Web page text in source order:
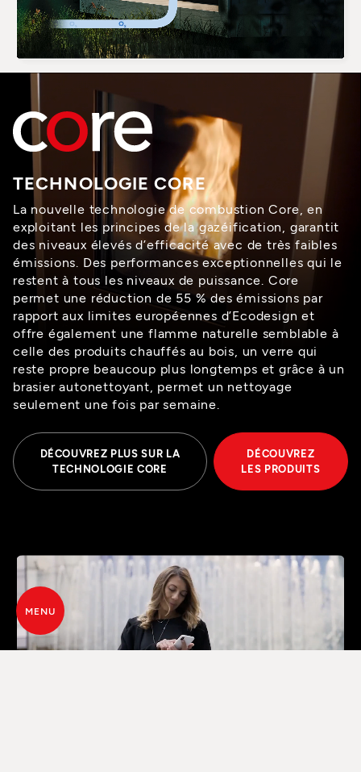
TECHNOLOGIE CORE
La nouvelle technologie de combustion Core, en
exploitant les principes de la gazéification, garantit
des niveaux élevés d’efficacité avec de très faibles
émissions. Des performances exceptionnelles qui le
restent à tous les niveaux de puissance. Core
permet une réduction de 55 % des émissions par
rapport aux limites européennes d’Ecodesign et
offre également une flamme naturelle semblable à
celle des produits chauffés au bois, un verre qui
reste propre beaucoup plus longtemps et grâce à un
brasier autonettoyant, permet un nettoyage
seulement une fois par semaine.
DÉCOUVREZ PLUS SUR LA
TECHNOLOGIE CORE
DÉCOUVREZ
LES PRODUITS
MENU